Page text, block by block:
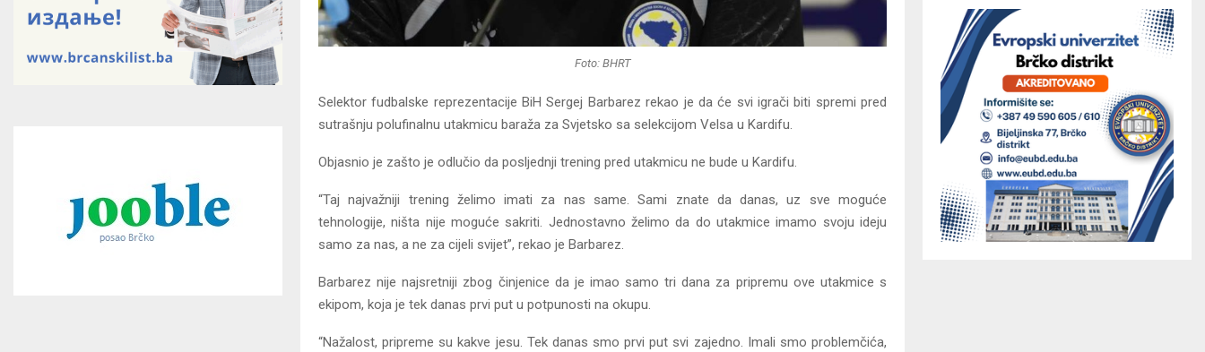
Foto: BHRT
Selektor fudbalske reprezentacije BiH Sergej Barbarez rekao je da će svi igrači biti spremi pred
sutrašnju polufinalnu utakmicu baraža za Svjetsko sa selekcijom Velsa u Kardifu.
Objasnio je zašto je odlučio da posljednji trening pred utakmicu ne bude u Kardifu.
“Taj najvažniji trening želimo imati za nas same. Sami znate da danas, uz sve moguće
tehnologije, ništa nije moguće sakriti. Jednostavno želimo da do utakmice imamo svoju ideju
samo za nas, a ne za cijeli svijet”, rekao je Barbarez.
Barbarez nije najsretniji zbog činjenice da je imao samo tri dana za pripremu ove utakmice s
ekipom, koja je tek danas prvi put u potpunosti na okupu.
“Nažalost, pripreme su kakve jesu. Tek danas smo prvi put svi zajedno. Imali smo problemčića,